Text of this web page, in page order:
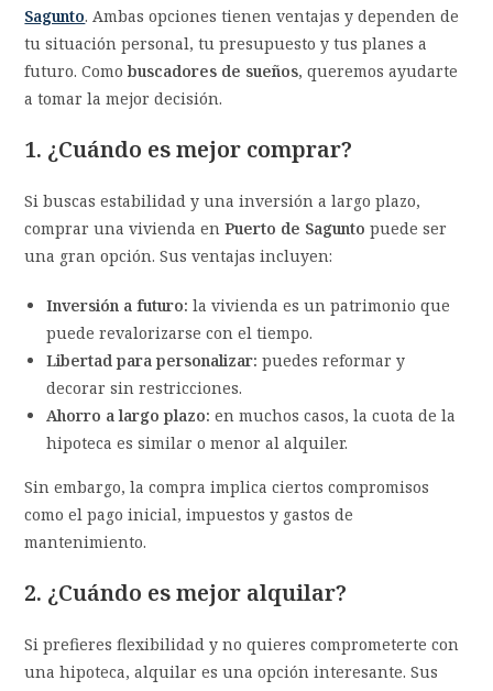
Sagunto. Ambas opciones tienen ventajas y dependen de
tu situación personal, tu presupuesto y tus planes a
futuro. Comobuscadores de sueños, queremos ayudarte
a tomar la mejor decisión.
1. ¿Cuándo es mejor comprar?
Si buscas estabilidad y una inversión a largo plazo,
comprar una vivienda enPuerto de Sagunto puede ser
una gran opción. Sus ventajas incluyen:
Inversión a futuro: la vivienda es un patrimonio que
puede revalorizarse con el tiempo.
Libertad para personalizar: puedes reformar y
decorar sin restricciones.
Ahorro a largo plazo: en muchos casos, la cuota de la
hipoteca es similar o menor al alquiler.
Sin embargo, la compra implica ciertos compromisos
como el pago inicial, impuestos y gastos de
mantenimiento.
2. ¿Cuándo es mejor alquilar?
Si prefieres flexibilidad y no quieres comprometerte con
una hipoteca, alquilar es una opción interesante. Sus